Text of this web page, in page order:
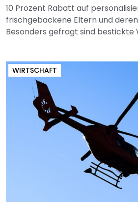
10 Prozent Rabatt auf
frischgebackene Eltern und
Besonders gefragt sind bestickte
WIRTSCHAFT